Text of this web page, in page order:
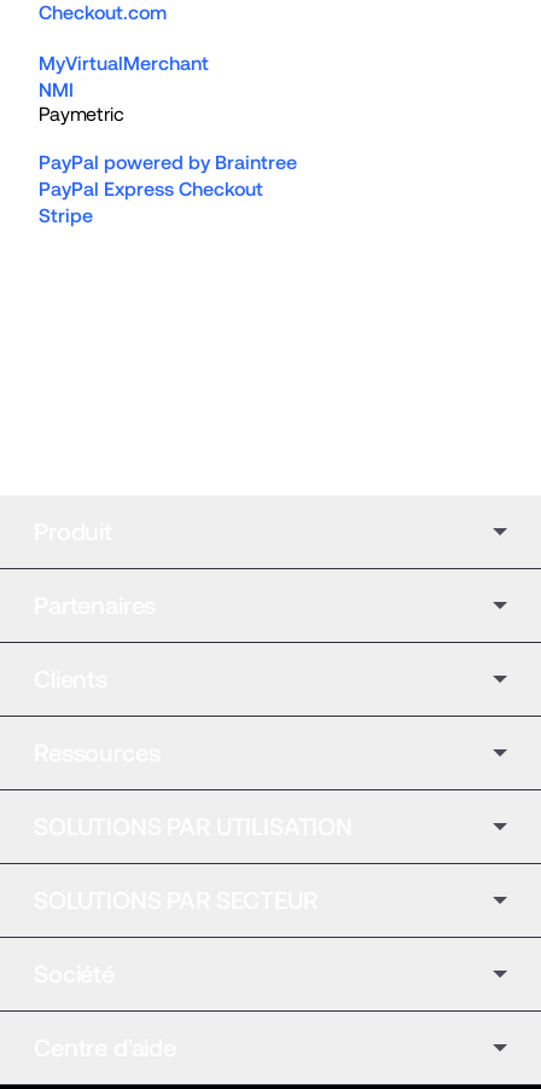
Checkout.com
MyVirtualMerchant
NMI
Paymetric
PayPal powered by Braintree
PayPal Express Checkout
Stripe